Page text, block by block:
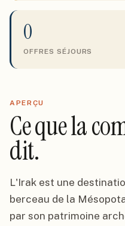
0
OFFRES SÉJOURS
APERÇU
Ce que la
dit.
L'Irak est une
berceau de la
par son patrimoine